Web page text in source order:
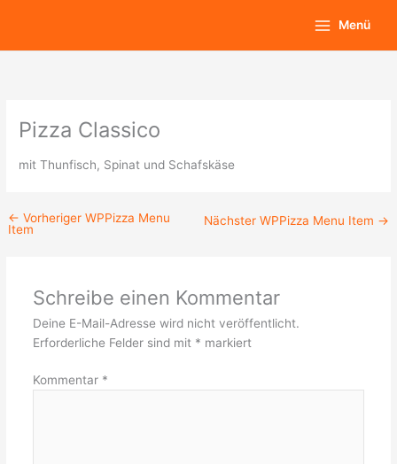
springen
Main
Menu
Menü
Pizza Classico
mit Thunfisch, Spinat und Schafskäse
← Vorheriger WPPizza Menu
Item
Nächster WPPizza Menu Item →
Schreibe einen Kommentar
Deine E-Mail-Adresse wird nicht veröffentlicht.
Erforderliche Felder sind mit * markiert
Kommentar *